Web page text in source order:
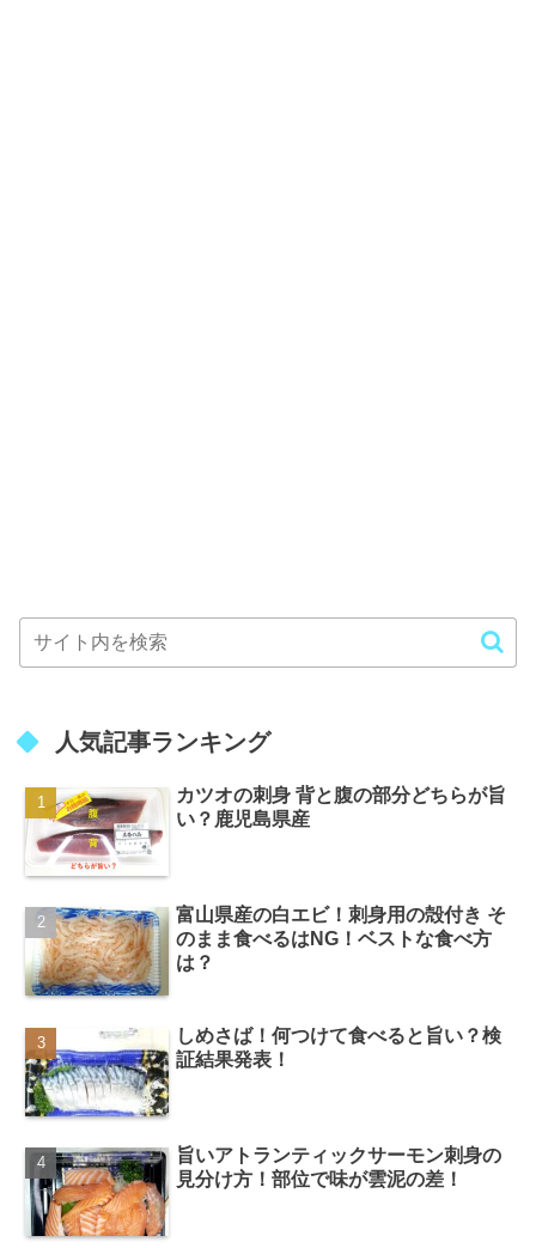
人気記事ランキング
カツオの刺身 背と腹の部分どちらが旨
い？鹿児島県産
富山県産の白エビ！刺身用の殻付き そ
のまま食べるはNG！ベストな食べ方
は？
しめさば！何つけて食べると旨い？検
証結果発表！
旨いアトランティックサーモン刺身の
見分け方！部位で味が雲泥の差！